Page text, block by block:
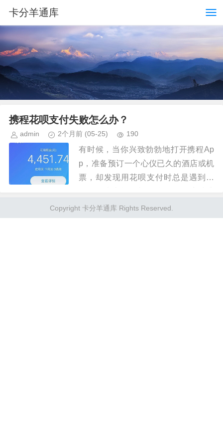
卡分羊通库
携程花呗支付失败怎么办？
admin 2个月前 (05-25) 190
有时候，当你兴致勃勃地打开携程Ap
p，准备预订一个心仪已久的酒店或机
票，却发现用花呗支付时总是遇到阻
遇了一道无形的屏障，让人不禁心生疑
惑：为什么携程用花呗付不了？这个...
Copyright 卡分羊通库 Rights Reserved.